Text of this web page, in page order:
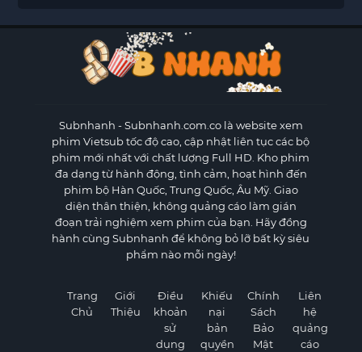
Subnhanh - Subnhanh.com.co là website xem
phim Vietsub tốc độ cao, cập nhật liên tục các bộ
phim mới nhất với chất lượng Full HD. Kho phim
đa dạng từ hành động, tình cảm, hoạt hình đến
phim bộ Hàn Quốc, Trung Quốc, Âu Mỹ. Giao
diện thân thiện, không quảng cáo làm gián
đoạn trải nghiệm xem phim của bạn. Hãy đồng
hành cùng Subnhanh để không bỏ lỡ bất kỳ siêu
phẩm nào mỗi ngày!
Trang
Chủ
Giới
Thiệu
Điều
khoản
sử
dụng
Khiếu
nại
bản
quyền
Chính
Sách
Bảo
Mật
Liên
hệ
quảng
cáo